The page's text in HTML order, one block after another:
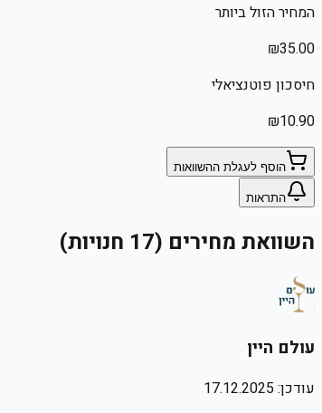
המחיר הזול ביותר
₪35.00
חיסכון פוטנציאלי
₪10.90
הוסף לעגלת ההשוואות
התראות
השוואת מחירים (17 חנויות)
עולם היין
עודכן: 17.12.2025